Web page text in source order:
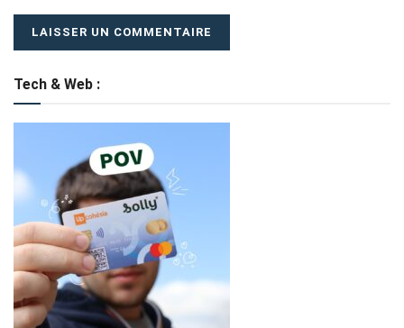
Tech & Web :